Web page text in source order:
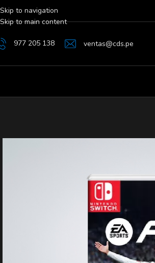
Skip to navigation
Skip to main content
977 205 138 ventas@cds.pe